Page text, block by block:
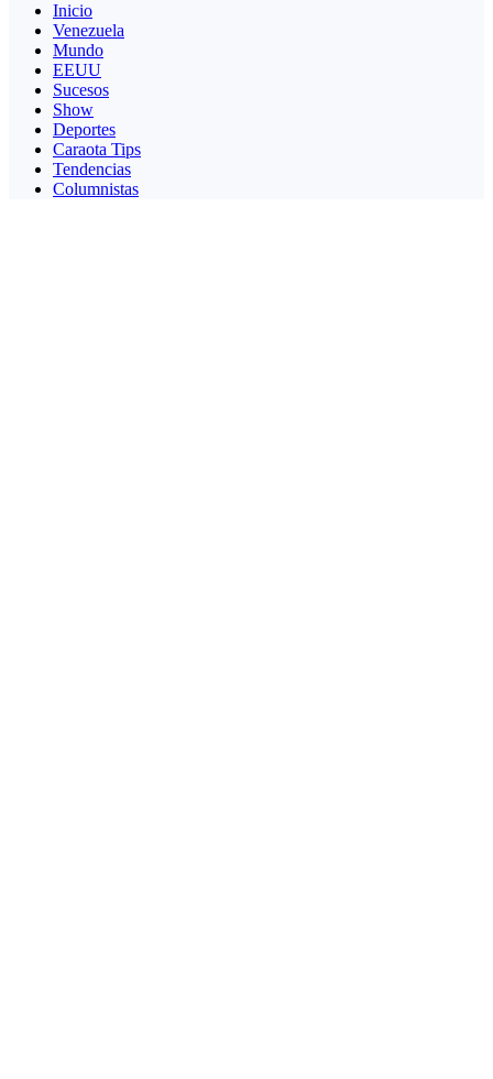
Inicio
Venezuela
Mundo
EEUU
Sucesos
Show
Deportes
Caraota Tips
Tendencias
Columnistas